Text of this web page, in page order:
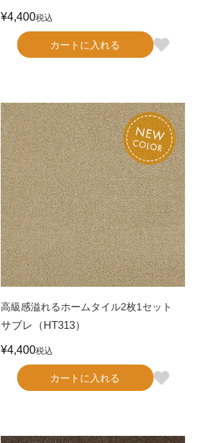
¥4,400税込
カートに入れる
高級感溢れるホームタイル2枚1セット
サブレ（HT313）
¥4,400税込
カートに入れる